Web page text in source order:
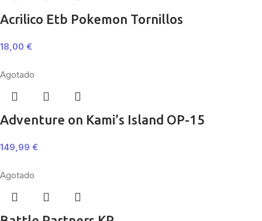
Acrilico Etb Pokemon Tornillos
18,00 €
Agotado
Adventure on Kami’s Island OP-15
149,99 €
Agotado